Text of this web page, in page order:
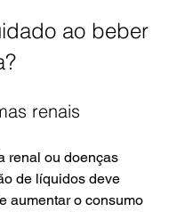
ao beber
renais
renal ou doenças
de líquidos deve
aumentar o consumo